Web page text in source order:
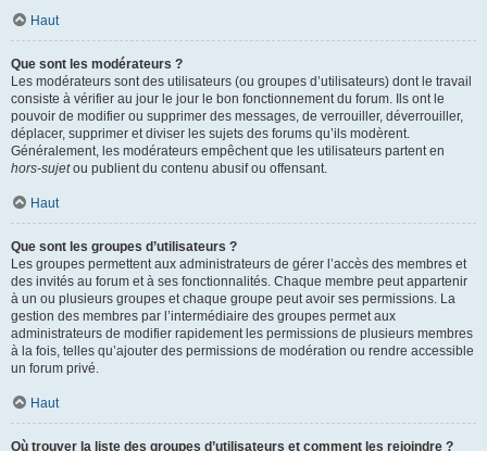
Haut
Que sont les modérateurs ?
Les modérateurs sont des utilisateurs (ou groupes d’utilisateurs) dont le travail
consiste à vérifier au jour le jour le bon fonctionnement du forum. Ils ont le
pouvoir de modifier ou supprimer des messages, de verrouiller, déverrouiller,
déplacer, supprimer et diviser les sujets des forums qu’ils modèrent.
Généralement, les modérateurs empêchent que les utilisateurs partent en
hors-sujetou publient du contenu abusif ou offensant.
Haut
Que sont les groupes d’utilisateurs ?
Les groupes permettent aux administrateurs de gérer l’accès des membres et
des invités au forum et à ses fonctionnalités. Chaque membre peut appartenir
à un ou plusieurs groupes et chaque groupe peut avoir ses permissions. La
gestion des membres par l’intermédiaire des groupes permet aux
administrateurs de modifier rapidement les permissions de plusieurs membres
à la fois, telles qu’ajouter des permissions de modération ou rendre accessible
un forum privé.
Haut
Où trouver la liste des groupes d’utilisateurs et comment les rejoindre ?